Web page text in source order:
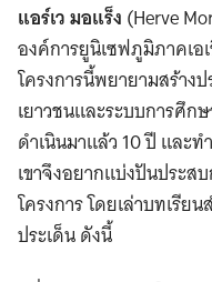
แอร์เว มอแร็ง (Herve
องค์การยูนิเซฟภูมิภาคเ
โครงการนี้พยายามสร้าง
เยาวชนและระบบการศึก
ดำเนินมาแล้ว 10 ปี และ
เขาจึงอยากแบ่งปันประส
โครงการ โดยเล่าบทเรี
ประเด็น ดังนี้